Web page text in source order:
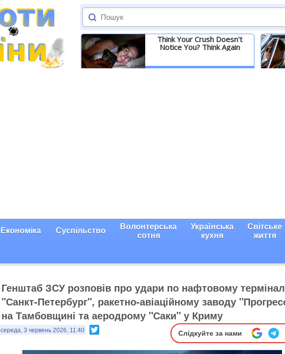
Think Your Crush Doesn't
Notice You? Think Again
Економіка Суспільство Волонтерська
сотня
Українська
кухня
Світське
життя
Генштаб ЗСУ розповів про удари по нафтовому
"Санкт-Петербург", ракетно-авіаційному заводу
на Тамбовщині та аеродрому "Саки" у Криму
середа, 3 червень 2026, 11:40 Слідкуйте за нами